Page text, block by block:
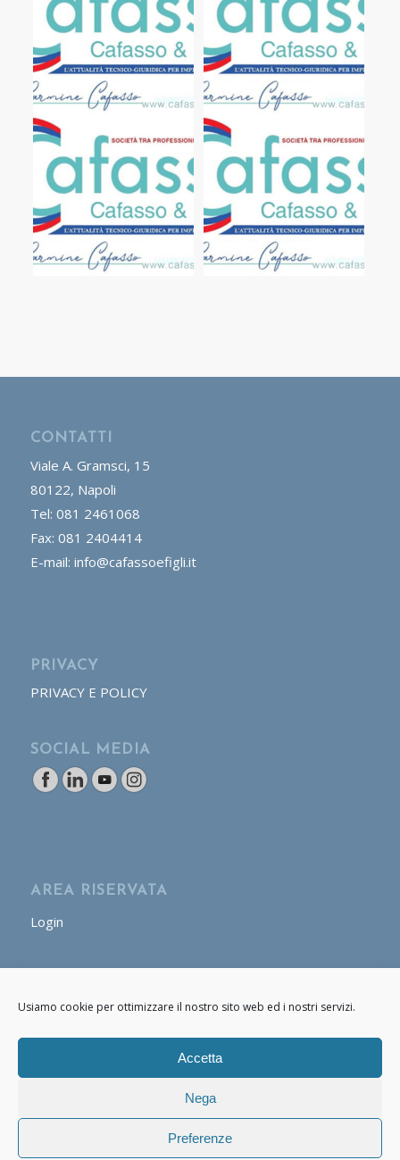
Usiamo cookie per ottimizzare il nostro sito web ed i nostri servizi.
Accetta
Nega
Preferenze
CONTATTI
Viale A. Gramsci, 15
80122, Napoli
Tel: 081 2461068
Fax: 081 2404414
E-mail: info@cafassoefigli.it
PRIVACY
PRIVACY E POLICY
SOCIAL MEDIA
AREA RISERVATA
Login
© Copyright - Cafasso & Figli 2020 - 2021 P.IVA: 07661170634 -